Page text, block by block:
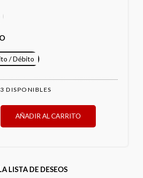
/ Débito
DISPONIBLES
AÑADIR AL CARRITO
LISTA DE DESEOS